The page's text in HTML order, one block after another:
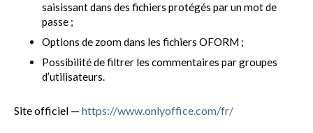
saisissant dans des fichiers protégés par un mot de
passe ;
Options de zoom dans les fichiers OFORM ;
Possibilité de filtrer les commentaires par groupes
d’utilisateurs.
Site officiel — https://www.onlyoffice.com/fr/